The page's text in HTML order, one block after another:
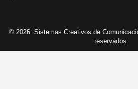
© 2026 Sistemas Creativos de
reservados.